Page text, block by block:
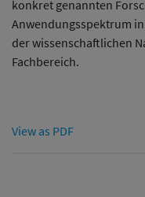
konkret genannten
Anwendungsspektrum
der wissenschaftlichen
Fachbereich.
View as PDF